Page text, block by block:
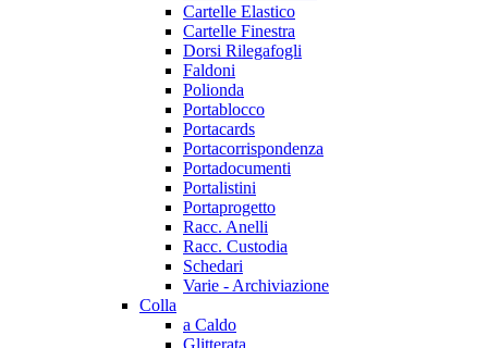
Cartelle Elastico
Cartelle Finestra
Dorsi Rilegafogli
Faldoni
Polionda
Portablocco
Portacards
Portacorrispondenza
Portadocumenti
Portalistini
Portaprogetto
Racc. Anelli
Racc. Custodia
Schedari
Varie - Archiviazione
Colla
a Caldo
Glitterata